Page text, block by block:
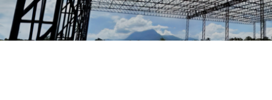
MENSAGEM *